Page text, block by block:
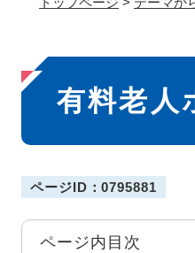
本
文
有料老人
ページID：0795881
ページ内目次